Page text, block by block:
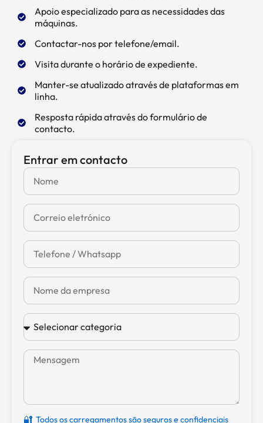
Apoio especializado para as necessidades das
máquinas.
Contactar-nos por telefone/email.
Visita durante o horário de expediente.
Manter-se atualizado através de plataformas em
linha.
Resposta rápida através do formulário de
contacto.
Entrar em contacto
🔐 Todos os carregamentos são seguros e confidenciais